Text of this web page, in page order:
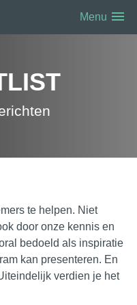
Menu menu
te helpen. Niet
door onze kennis en
bedoeld als inspiratie
kan presenteren. En
verdien je het